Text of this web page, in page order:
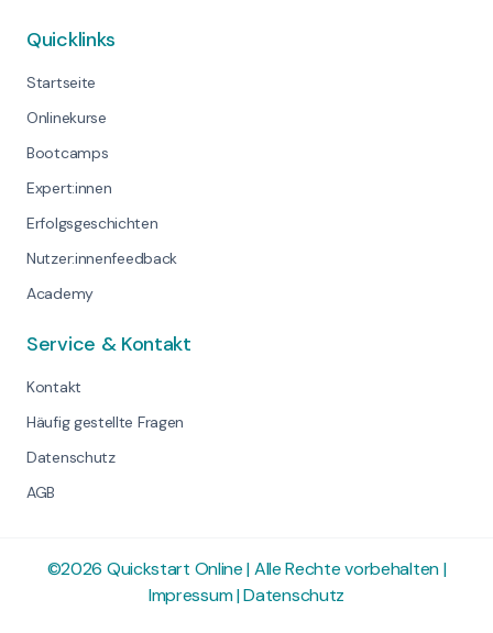
Quicklinks
Startseite
Onlinekurse
Bootcamps
Expert:innen
Erfolgsgeschichten
Nutzer:innenfeedback
Academy
Service & Kontakt
Kontakt
Häufig gestellte Fragen
Datenschutz
AGB
©2026 Quickstart Online | Alle Rechte vorbehalten |
Impressum|Datenschutz